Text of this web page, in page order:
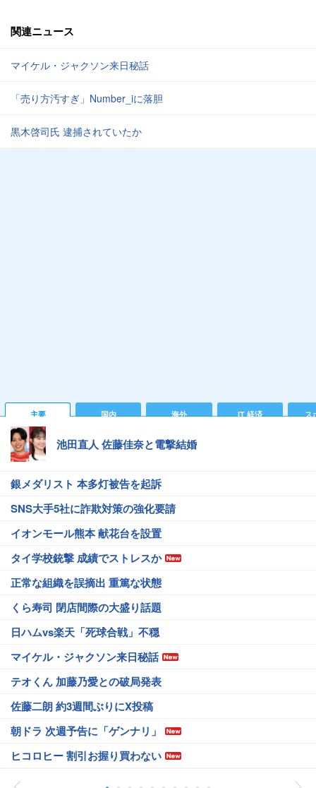
関連ニュース
マイケル・ジャクソン来日秘話
「売り方汚すぎ」Number_iに落胆
黒木啓司氏 逮捕されていたか
主要 国内 海外 IT 経済 ス
池田直人 佐藤佳奈と電撃結婚
銀メダリスト 本多灯被告を起訴
SNS大手5社に詐欺対策の強化要請
イオンモール熊本 献花台を設置
タイ学校銃撃 成績でストレスか
正常な組織を誤摘出 重篤な状態
くら寿司 閉店間際の大盛り話題
日ハムvs楽天「死球合戦」不穏
マイケル・ジャクソン来日秘話
テオくん 加藤乃愛との破局発表
佐藤二朗 約3週間ぶりにX投稿
朝ドラ 次週予告に「ゲンナリ」
ヒコロヒー 割引お握り買わない